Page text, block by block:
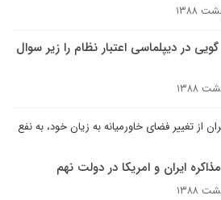
در دیپلماسی اعتبار نظام را زیر سوال
از تغییر فضای خاورمیانه به زیان خود، به نفع
ایران و امریکا در دولت نهم